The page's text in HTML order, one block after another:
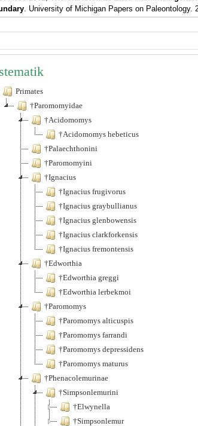
. University of Michigan Papers on Paleontology.
Primates
†Paromomyidae
†Acidomomys
†Acidomomys hebeticus
†Palaechthonini
†Paromomyini
†Ignacius
†Ignacius frugivorus
†Ignacius graybullianus
†Ignacius glenbowensis
†Ignacius clarkforkensis
†Ignacius fremontensis
†Edworthia
†Edworthia greggi
†Edworthia lerbekmoi
†Paromomys
†Paromomys alticuspis
†Paromomys farrandi
†Paromomys depressidens
†Paromomys maturus
†Phenacolemurinae
†Simpsonlemurini
†Elwynella
†Simpsonlemur